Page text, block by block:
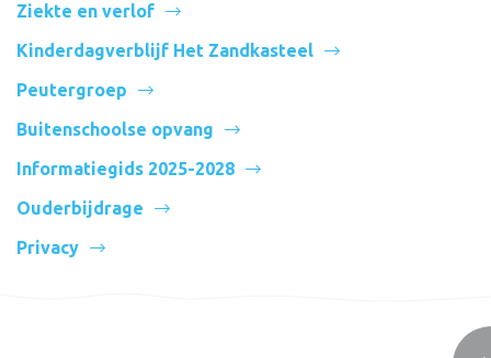
Ziekte en verlof
Kinderdagverblijf Het Zandkasteel
Peutergroep
Buitenschoolse opvang
Informatiegids 2025-2028
Ouderbijdrage
Privacy